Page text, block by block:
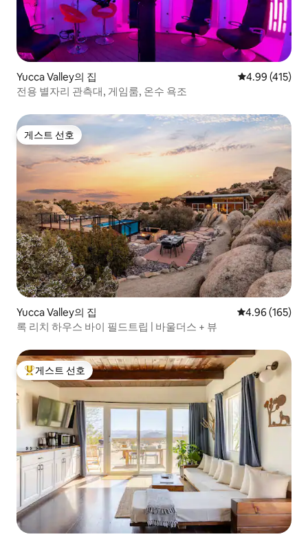
Yucca Valley의 집 평점 4.99점(5
4.99 (415)
전용 별자리 관측대, 게임룸, 온수 욕조
게스트 선호
게스트 선호
Yucca Valley의 집 평점 4.96점(5
4.96 (165)
록 리치 하우스 바이 필드트립 | 바울더스 + 뷰
상위 게스트 선호
게스트 선호